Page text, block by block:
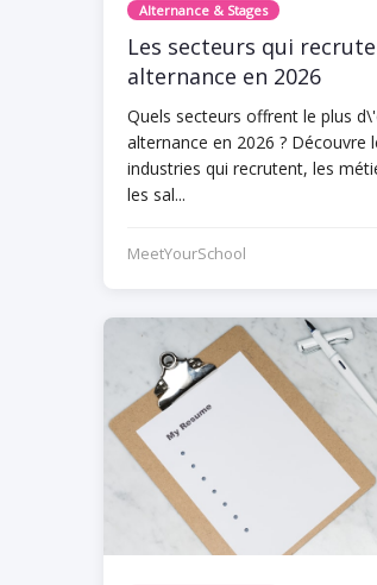
Alternance & Stages
Les secteurs qui
alternance en 2026
Quels secteurs offrent le plus
alternance en 2026 ? Découvre
industries qui recrutent, les
les sal...
MeetYourSchool